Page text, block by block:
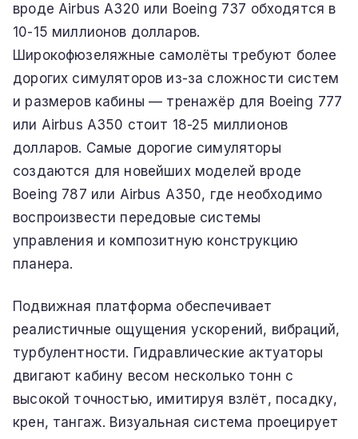
вроде Airbus A320 или Boeing 737 обходятся в
10-15 миллионов долларов.
Широкофюзеляжные самолёты требуют более
дорогих симуляторов из-за сложности систем
и размеров кабины — тренажёр для Boeing 777
или Airbus A350 стоит 18-25 миллионов
долларов. Самые дорогие симуляторы
создаются для новейших моделей вроде
Boeing 787 или Airbus A350, где необходимо
воспроизвести передовые системы
управления и композитную конструкцию
планера.
Подвижная платформа обеспечивает
реалистичные ощущения ускорений, вибраций,
турбулентности. Гидравлические актуаторы
двигают кабину весом несколько тонн с
высокой точностью, имитируя взлёт, посадку,
крен, тангаж. Визуальная система проецирует